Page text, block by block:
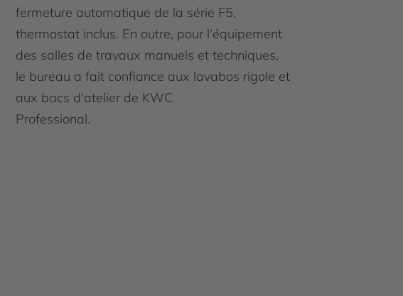
fermeture automatique de la série F5,
thermostat inclus. En outre, pour l'équipement
des salles de travaux manuels et techniques,
le bureau a fait confiance aux lavabos rigole et
aux bacs d'atelier de KWC
Professional.